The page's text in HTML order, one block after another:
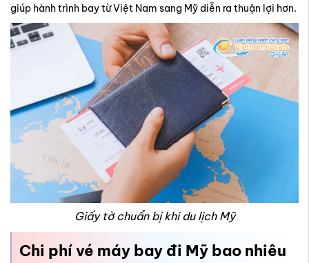
giúp hành trình bay từ Việt Nam sang Mỹ diễn ra thuận lợi hơn.
Giấy tờ chuẩn bị khi du lịch Mỹ
Chi phí vé máy bay đi Mỹ bao nhiêu